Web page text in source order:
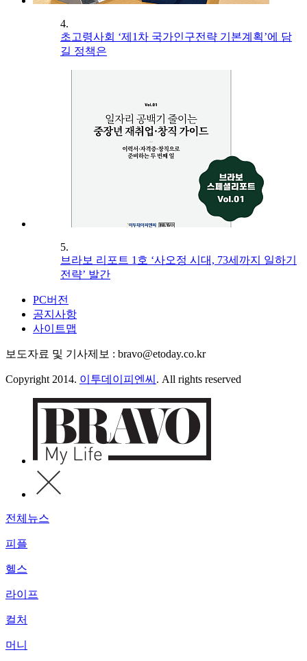
4.
초고령사회 ‘제1차 국가인구전략 기본계획’에 담
길 정책은
5.
브라보 리포트 1호 ‘사오정 시대, 73세까지 일하기
전략’ 발간
PC버전
공지사항
사이트맵
보도자료 및 기사제보 : bravo@etoday.co.kr
Copyright 2014. 이투데이피엔씨 . All rights reserved
전체뉴스
피플
헬스
라이프
컬처
머니